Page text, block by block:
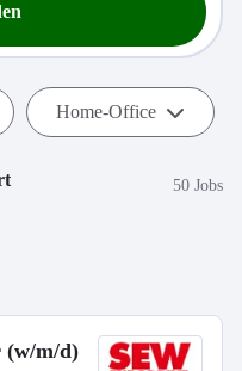
Home-Office
50 Jobs
(w/m/d)